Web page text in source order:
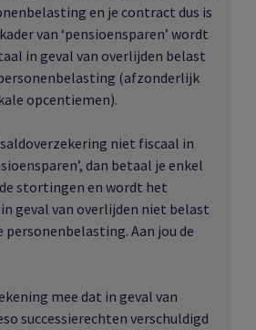
en je contract dus is
van ‘pensioensparen’ wordt
in geval van overlijden belast
(afzonderlijk
opcentiemen).
niet fiscaal in
dan betaal je enkel
stortingen en wordt het
geval van overlijden niet belast
personenbelasting. Aan jou de
mee dat in geval van
successierechten verschuldigd